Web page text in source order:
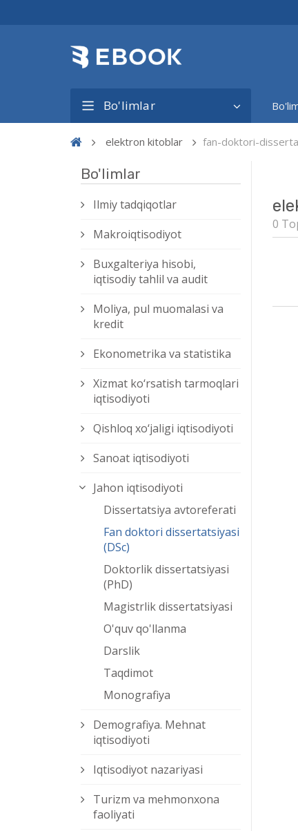
Bo'limlar
elektron kitoblar fan-doktori-
Bo'limlar
Ilmiy tadqiqotlar
Makroiqtisodiyot
Buxgalteriya hisobi,
iqtisodiy tahlil va audit
Moliya, pul muomalasi va
kredit
Ekonometrika va statistika
Xizmat kо‘rsatish tarmoqlari
iqtisodiyoti
Qishloq xо‘jaligi iqtisodiyoti
Sanoat iqtisodiyoti
Jahon iqtisodiyoti
Dissertatsiya avtoreferati
Fan doktori dissertatsiyasi
(DSc)
Doktorlik dissertatsiyasi
(PhD)
Magistrlik dissertatsiyasi
O'quv qo'llanma
Darslik
Taqdimot
Monografiya
Demografiya. Mehnat
iqtisodiyoti
Iqtisodiyot nazariyasi
Turizm va mehmonxona
faoliyati
0